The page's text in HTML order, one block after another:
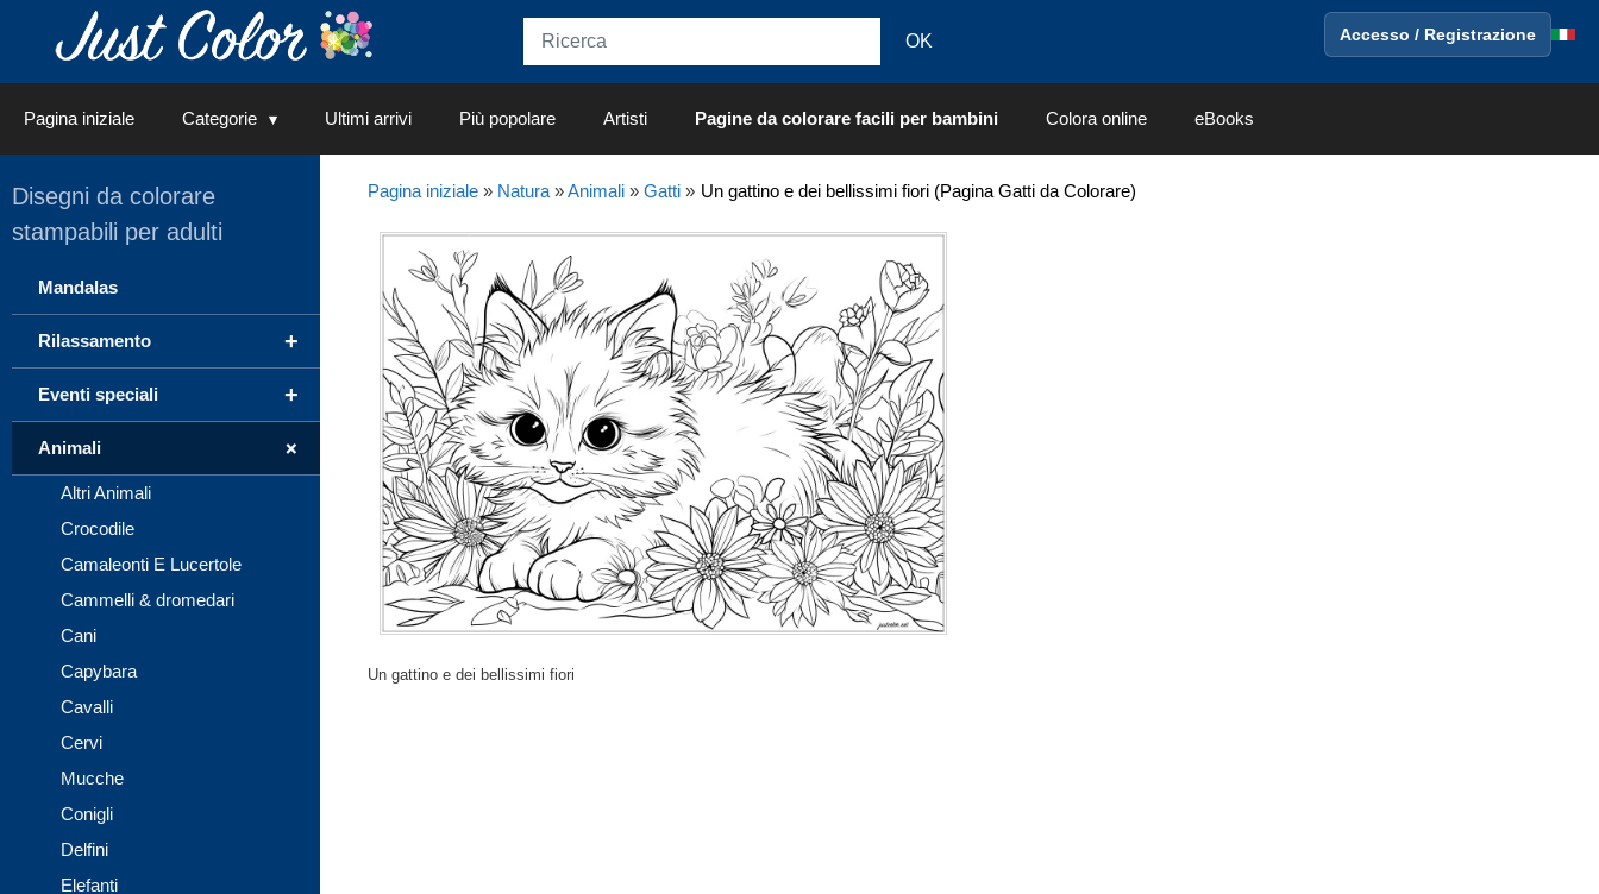
Accesso / Registrazione
Pagina iniziale Categorie Ultimi arrivi Più popolare Artisti Pagine da colorare facili per bambini Colora online eBooks
Pagina iniziale» Natura»Animali» Gatti» Un gattino e dei bellissimi fiori (Pagina Gatti da Colorare)
Un gattino e dei bellissimi fiori
Disegni da colorare
stampabili per adulti
Mandalas
+
Rilassamento
+
Eventi speciali
+
Animali
Altri Animali
Crocodile
Camaleonti E Lucertole
Cammelli & dromedari
Cani
Capybara
Cavalli
Cervi
Mucche
Conigli
Delfini
Elefanti